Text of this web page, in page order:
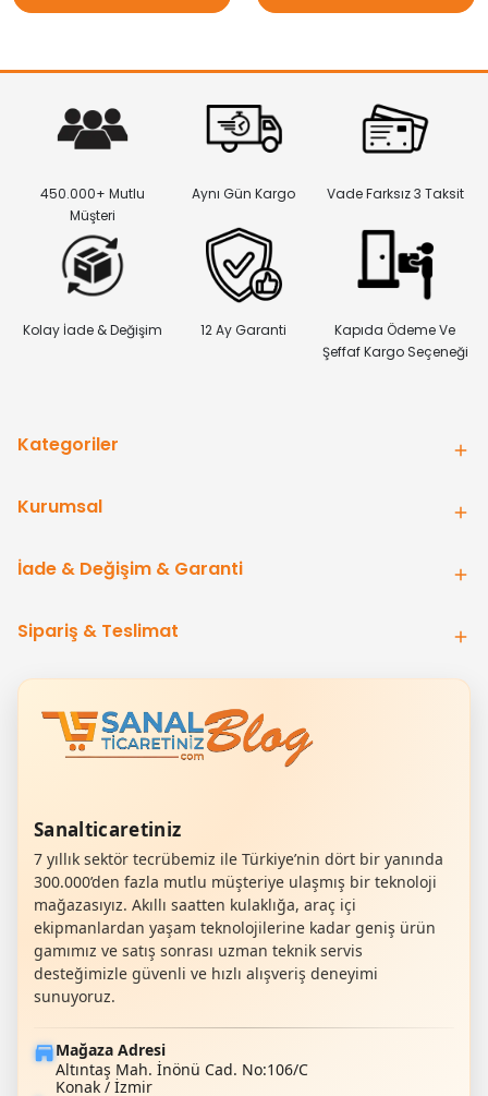
450.000+ Mutlu
Müşteri
Aynı Gün Kargo Vade Farksız 3 Taksit
Kolay İade & Değişim 12 Ay Garanti
Kapıda Ödeme Ve
Şeffaf Kargo Seçeneği
Kategoriler
Kurumsal
İade & Değişim & Garanti
Sipariş & Teslimat
Sanalticaretiniz
7 yıllık sektör tecrübemiz ile Türkiye’nin dört bir yanında
300.000’den fazla mutlu müşteriye ulaşmış bir teknoloji
mağazasıyız. Akıllı saatten kulaklığa, araç içi
ekipmanlardan yaşam teknolojilerine kadar geniş ürün
gamımız ve satış sonrası uzman teknik servis
desteğimizle güvenli ve hızlı alışveriş deneyimi
sunuyoruz.
Mağaza Adresi
Altıntaş Mah. İnönü Cad. No:106/C
Konak / İzmir